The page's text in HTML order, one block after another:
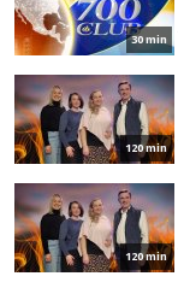
30 min
120 min
120 min